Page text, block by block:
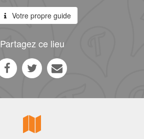
Votre propre guide
Partagez ce lieu